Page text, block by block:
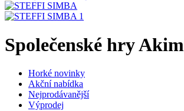
Společenské hry Akim
Horké novinky
Akční nabídka
Nejprodávanější
Výprodej